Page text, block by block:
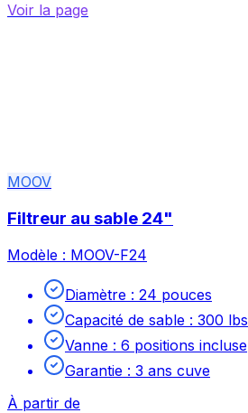
Voir la page
MOOV
Filtreur au sable 24"
Modèle : MOOV-F24
Diamètre : 24 pouces
Capacité de sable : 300 lbs
Vanne : 6 positions incluse
Garantie : 3 ans cuve
À partir de